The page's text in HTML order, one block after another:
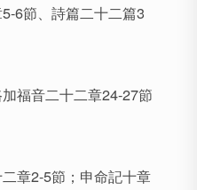
6節、詩篇二十二篇3
福音二十二章24-27節
章2-5節；申命記十章